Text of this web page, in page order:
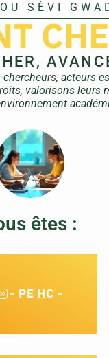
SÈVI
acteurs
valorisons leurs
êtes :
- PE HC -